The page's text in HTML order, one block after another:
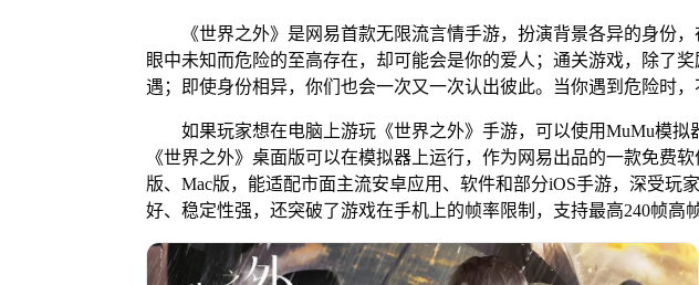
《世界之外》是网易首款无限流言情手游，扮演背景各异的身份，
眼中未知而危险的至高存在，却可能会是你的爱人；通关游戏，除了
遇；即使身份相异，你们也会一次又一次认出彼此。当你遇到危险时
如果玩家想在电脑上游玩《世界之外》手游，可以使用MuMu模拟
《世界之外》桌面版可以在模拟器上运行，作为网易出品的一款免费
版、Mac版，能适配市面主流安卓应用、软件和部分iOS手游，深受玩
好、稳定性强，还突破了游戏在手机上的帧率限制，支持最高240帧高